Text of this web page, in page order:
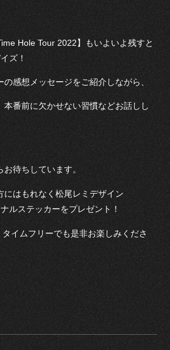
Hole Tour 2022】もいよいよ残すと
ズ！
感想メッセージをご紹介しながら、
本番前に欠かせない習慣などお話しし
お待ちしています。
にはもれなく松尾レミデザイン
ルステッカーをプレゼント！
イムフリーでも是非お楽しみくださ